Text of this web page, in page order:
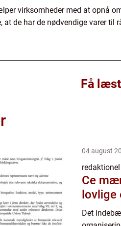
virksomheder med at opnå
at de har de nødvendige varer
Få
04 august
redaktionel
Ce
Det